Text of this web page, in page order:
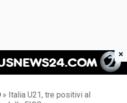
News 24
» Italia U21, tre positivi al
×